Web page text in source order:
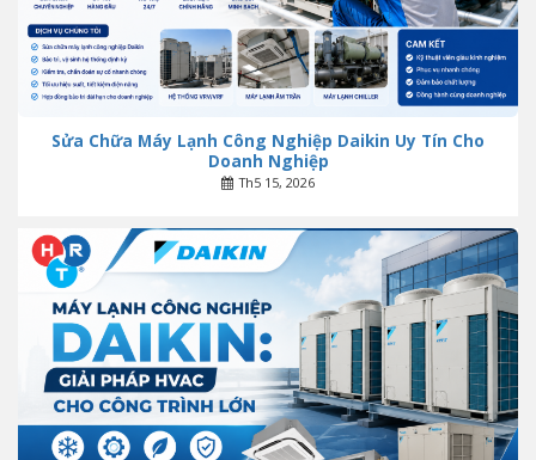
Sửa Chữa Máy Lạnh Công Nghiệp Daikin Uy Tín Cho
Doanh Nghiệp
Th5 15, 2026